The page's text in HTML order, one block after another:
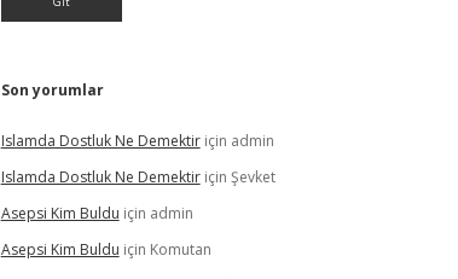
Son yorumlar
Islamda Dostluk Ne Demektiriçin admin
Islamda Dostluk Ne Demektiriçin Şevket
Asepsi Kim Buldu için admin
Asepsi Kim Buldu için Komutan